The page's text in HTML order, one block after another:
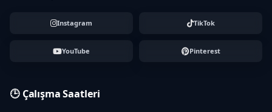
Instagram TikTok
YouTube Pinterest
🕒 Çalışma Saatleri